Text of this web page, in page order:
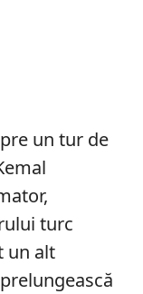
un tur de
turc
un alt